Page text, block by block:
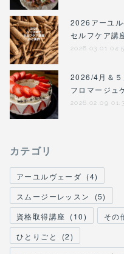
2026アーユ
セルフケア講
2026.03.01
2026/4月＆
フロマージュ
2026.02.09
カテゴリ
アーユルヴェーダ (4)
スムージーレッスン
(5)
資格取得講座 (10) その
ひとりごと
(2)